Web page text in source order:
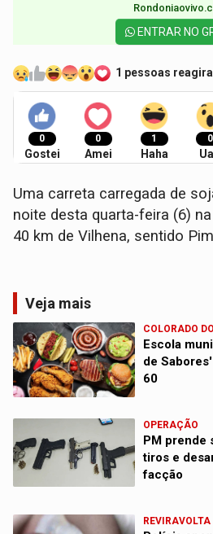
ENTRAR NO
1 pessoas
0
Gostei
0
Amei
1
Haha
0
Uma carreta carregada de
noite desta quarta-feira (6)
40 km de Vilhena, sentido
Veja mais
COLORADO
Escola
de
60
OPERAÇÃO
PM prende
tiros e
facção
REVIRAVOLTA